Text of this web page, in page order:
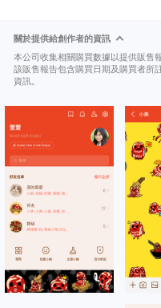
關於提供給創作者的資訊
本公司收集相關購買數據以提供販售
該販售報告包含購買日期及購買者所
資訊。